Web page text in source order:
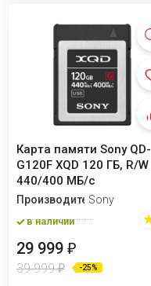
Карта памяти Sony QD-
G120F XQD 120 ГБ, R/W
440/400 МБ/с
ПроизводительSony
в наличии
29 999 ₽
39 999₽ -25%